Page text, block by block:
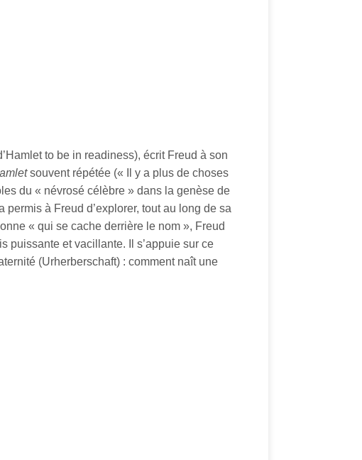
to be in readiness), écrit Freud à son
souvent répétée (« Il y a plus de choses
du « névrosé célèbre » dans la genèse de
permis à Freud d’explorer, tout au long de sa
« qui se cache derrière le nom », Freud
puissante et vacillante. Il s’appuie sur ce
(Urherberschaft) : comment naît une